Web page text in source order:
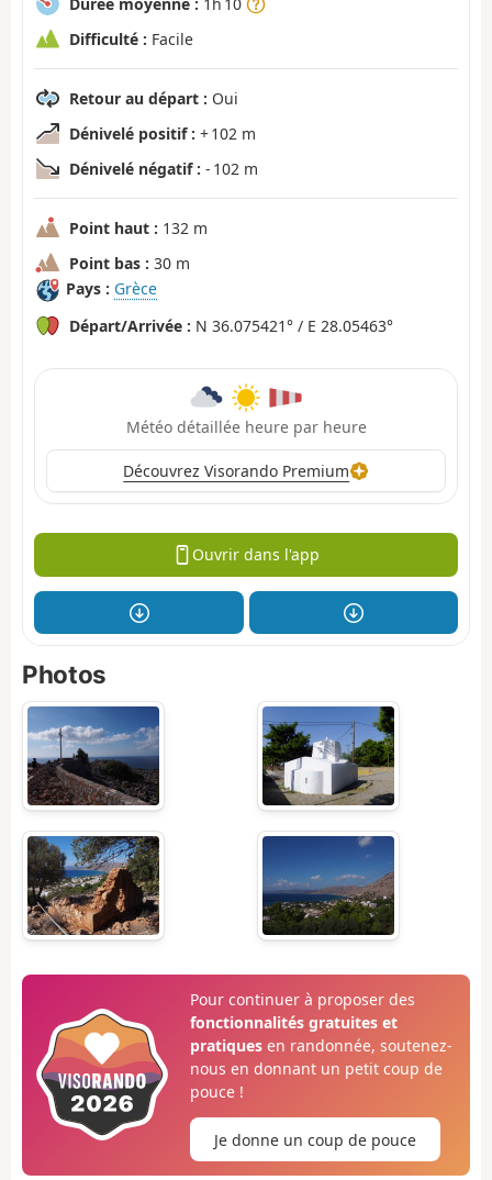
Difficulté : Facile
Retour au départ : Oui
Dénivelé positif : + 102 m
Dénivelé négatif : - 102 m
Point haut : 132 m
Point bas : 30 m
Pays : Grèce
Départ/Arrivée : N 36.075421° / E 28.05463°
Météo détaillée heure par heure
Découvrez Visorando Premium
Ouvrir dans l'app
Photos
Pour continuer à proposer des
fonctionnalités gratuites et
pratiquesen randonnée, soutenez-
nous en donnant un petit coup de
pouce !
Je donne un coup de pouce